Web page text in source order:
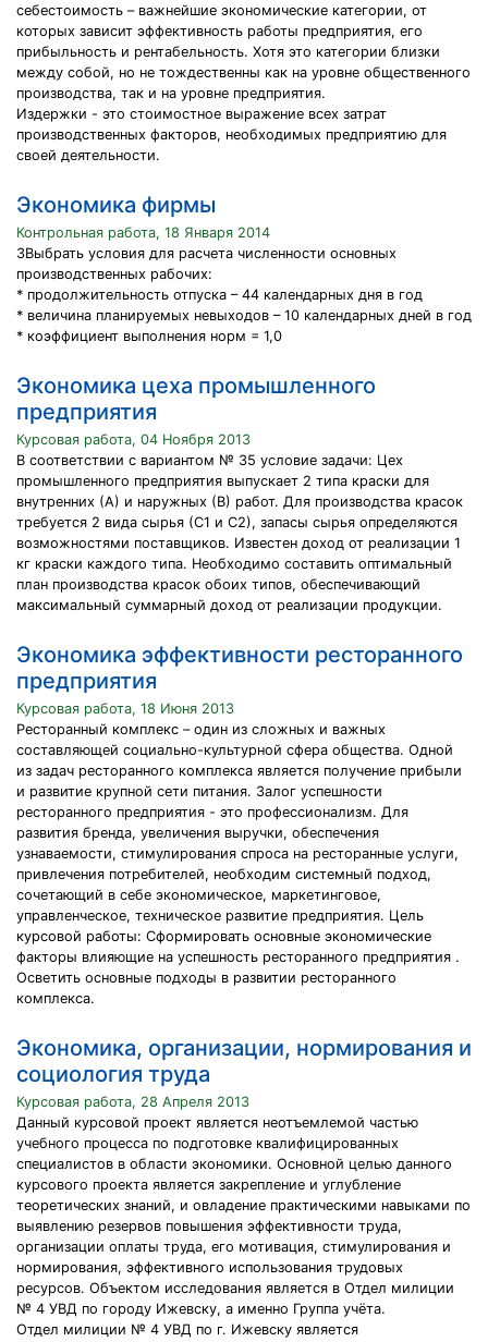
себестоимость – важнейшие экономические категории, от
которых зависит эффективность работы предприятия, его
прибыльность и рентабельность. Хотя это категории близки
между собой, но не тождественны как на уровне общественного
производства, так и на уровне предприятия.
Издержки - это стоимостное выражение всех затрат
производственных факторов, необходимых предприятию для
своей деятельности.
Экономика фирмы
Контрольная работа, 18 Января 2014
3Выбрать условия для расчета численности основных
производственных рабочих:
* продолжительность отпуска – 44 календарных дня в год
* величина планируемых невыходов – 10 календарных дней в год
* коэффициент выполнения норм = 1,0
Экономика цеха промышленного
предприятия
Курсовая работа, 04 Ноября 2013
В соответствии с вариантом № 35 условие задачи: Цех
промышленного предприятия выпускает 2 типа краски для
внутренних (А) и наружных (В) работ. Для производства красок
требуется 2 вида сырья (С1 и С2), запасы сырья определяются
возможностями поставщиков. Известен доход от реализации 1
кг краски каждого типа. Необходимо составить оптимальный
план производства красок обоих типов, обеспечивающий
максимальный суммарный доход от реализации продукции.
Экономика эффективности ресторанного
предприятия
Курсовая работа, 18 Июня 2013
Ресторанный комплекс – один из сложных и важных
составляющей социально-культурной сфера общества. Одной
из задач ресторанного комплекса является получение прибыли
и развитие крупной сети питания. Залог успешности
ресторанного предприятия - это профессионализм. Для
развития бренда, увеличения выручки, обеспечения
узнаваемости, стимулирования спроса на ресторанные услуги,
привлечения потребителей, необходим системный подход,
сочетающий в себе экономическое, маркетинговое,
управленческое, техническое развитие предприятия. Цель
курсовой работы: Сформировать основные экономические
факторы влияющие на успешность ресторанного предприятия .
Осветить основные подходы в развитии ресторанного
комплекса.
Экономика, организации, нормирования и
социология труда
Курсовая работа, 28 Апреля 2013
Данный курсовой проект является неотъемлемой частью
учебного процесса по подготовке квалифицированных
специалистов в области экономики. Основной целью данного
курсового проекта является закрепление и углубление
теоретических знаний, и овладение практическими навыками по
выявлению резервов повышения эффективности труда,
организации оплаты труда, его мотивация, стимулирования и
нормирования, эффективного использования трудовых
ресурсов. Объектом исследования является в Отдел милиции
№ 4 УВД по городу Ижевску, а именно Группа учёта.
Отдел милиции № 4 УВД по г. Ижевску является